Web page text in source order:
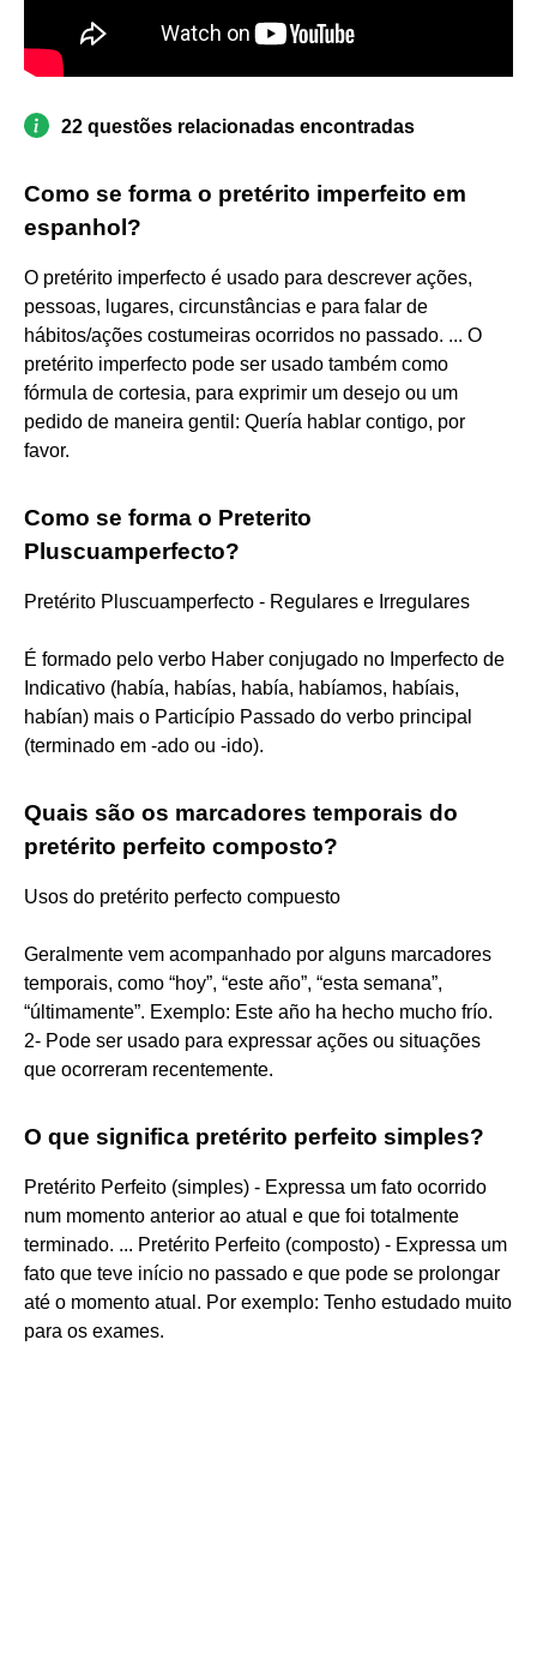
22 questões relacionadas encontradas
Como se forma o pretérito imperfeito em
espanhol?
O pretérito imperfecto é usado para descrever ações,
pessoas, lugares, circunstâncias e para falar de
hábitos/ações costumeiras ocorridos no passado. ... O
pretérito imperfecto pode ser usado também como
fórmula de cortesia, para exprimir um desejo ou um
pedido de maneira gentil: Quería hablar contigo, por
favor.
Como se forma o Preterito
Pluscuamperfecto?
Pretérito Pluscuamperfecto - Regulares e Irregulares
É formado pelo verbo Haber conjugado no Imperfecto de
Indicativo (había, habías, había, habíamos, habíais,
habían) mais o Particípio Passado do verbo principal
(terminado em -ado ou -ido).
Quais são os marcadores temporais do
pretérito perfeito composto?
Usos do pretérito perfecto compuesto
Geralmente vem acompanhado por alguns marcadores
temporais, como “hoy”, “este año”, “esta semana”,
“últimamente”. Exemplo: Este año ha hecho mucho frío.
2- Pode ser usado para expressar ações ou situações
que ocorreram recentemente.
O que significa pretérito perfeito simples?
Pretérito Perfeito (simples) - Expressa um fato ocorrido
num momento anterior ao atual e que foi totalmente
terminado. ... Pretérito Perfeito (composto) - Expressa um
fato que teve início no passado e que pode se prolongar
até o momento atual. Por exemplo: Tenho estudado muito
para os exames.